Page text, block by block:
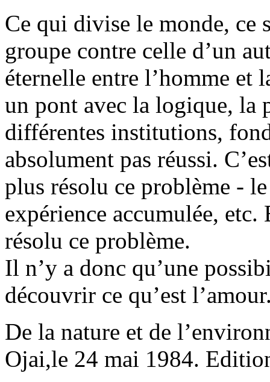
Ce qui divise le monde, ce
groupe contre celle d’un
éternelle entre l’homme et
un pont avec la logique, la
différentes institutions,
absolument pas réussi.
plus résolu ce problème -
expérience accumulée, etc.
résolu ce problème.
Il n’y a donc qu’une
découvrir ce qu’est
De la nature et de
Ojai,le 24 mai 1984.